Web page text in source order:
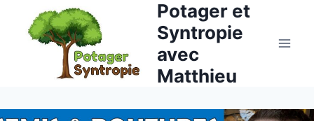
contenu
Potager et
Syntropie
avec
Matthieu